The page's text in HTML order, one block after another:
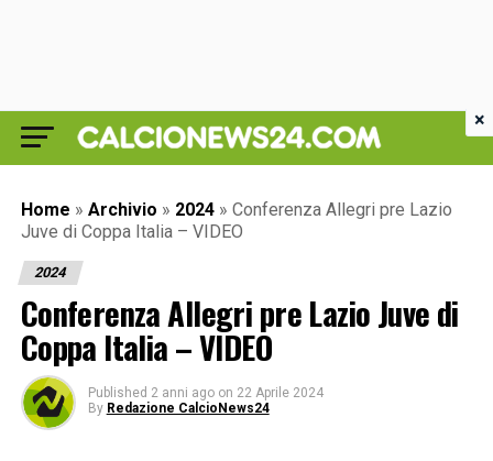
Home » Archivio » 2024 » Conferenza Allegri pre Lazio
Juve di Coppa Italia – VIDEO
2024
Conferenza Allegri pre Lazio Juve di
Coppa Italia – VIDEO
Published 2 anni ago on 22 Aprile 2024
By Redazione CalcioNews24
×